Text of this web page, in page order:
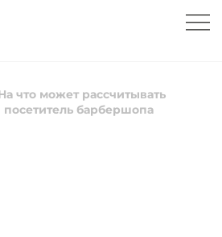
что может рассчитывать
барбершопа